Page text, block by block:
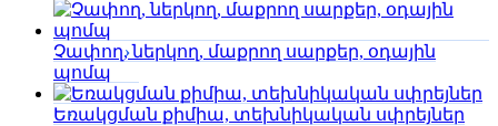
Չափող, ներկող, մաքրող սարքեր, օդային
պոմպ
Եռակցման քիմիա, տեխնիկական սփրեյներ